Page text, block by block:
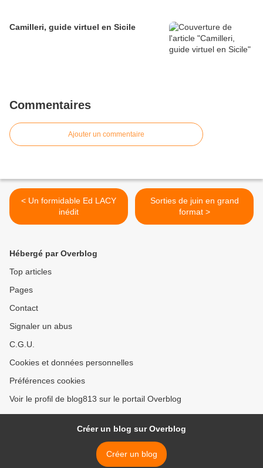
Camilleri, guide virtuel en Sicile
Commentaires
Ajouter un commentaire
< Un formidable Ed LACY
inédit
Sorties de juin en grand
format >
Hébergé par Overblog
Top articles
Pages
Contact
Signaler un abus
C.G.U.
Cookies et données personnelles
Préférences cookies
Voir le profil de blog813 sur le portail Overblog
Créer un blog sur Overblog
Créer un blog